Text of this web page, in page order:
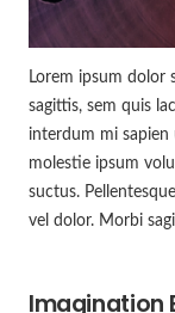
Lorem ipsum dolor
sagittis, sem quis
interdum mi sapien
molestie ipsum
suctus.
vel dolor. Morbi
Imagination